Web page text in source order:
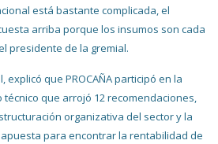
está bastante complicada, el
arriba porque los insumos son cada
presidente de la gremial.
explicó que PROCAÑA participó en la
que arrojó 12 recomendaciones,
organizativa del sector y la
para encontrar la rentabilidad de